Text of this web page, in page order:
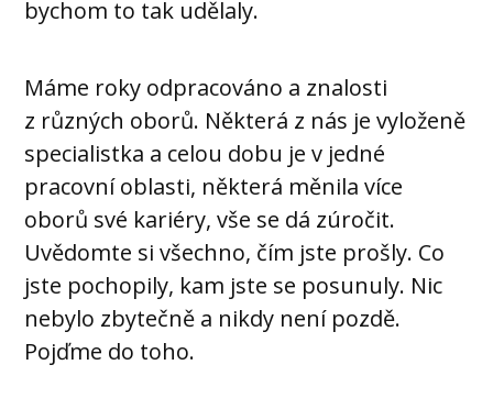
bychom to tak udělaly.
Máme roky odpracováno a znalosti
z různých oborů. Některá z nás je vyloženě
specialistka a celou dobu je v jedné
pracovní oblasti, některá měnila více
oborů své kariéry, vše se dá zúročit.
Uvědomte si všechno, čím jste prošly. Co
jste pochopily, kam jste se posunuly. Nic
nebylo zbytečně a nikdy není pozdě.
Pojďme do toho.